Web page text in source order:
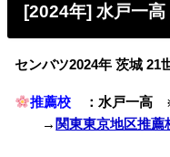
[2024年] 水戸一高
センバツ2024年 茨城 21
推薦校 ：水戸一高
→ 関東東京地区推薦